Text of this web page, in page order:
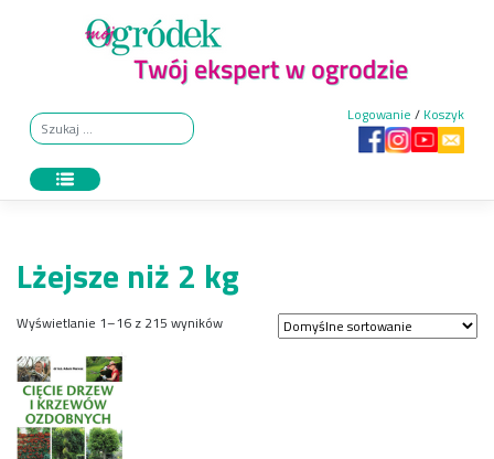
Logowanie / Koszyk
Lżejsze niż 2 kg
Wyświetlanie 1–16 z 215 wyników